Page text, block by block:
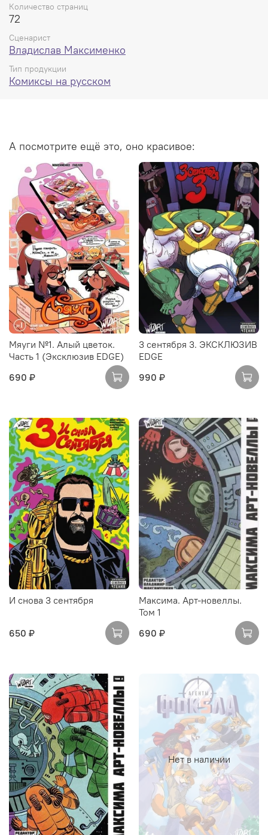
Количество страниц
72
Сценарист
Владислав Максименко
Тип продукции
Комиксы на русском
А посмотрите ещё это, оно красивое:
Мяуги №1. Алый цветок.
Часть 1 (Эксклюзив EDGE)
690 ₽
3 сентября 3. ЭКСКЛЮЗИВ
EDGE
990 ₽
И снова 3 сентября
650 ₽
Максима. Арт-новеллы.
Том 1
690 ₽
Нет в наличии